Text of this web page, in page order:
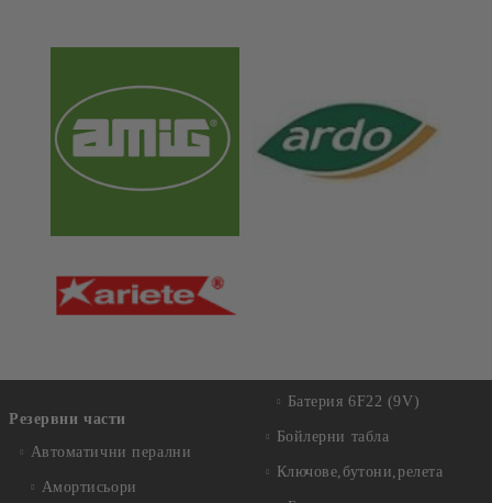
Резервни части
Автоматични перални
Амортисьори
Батерия 6F22 (9V)
Бойлерни табла
Ключове,бутони,релета